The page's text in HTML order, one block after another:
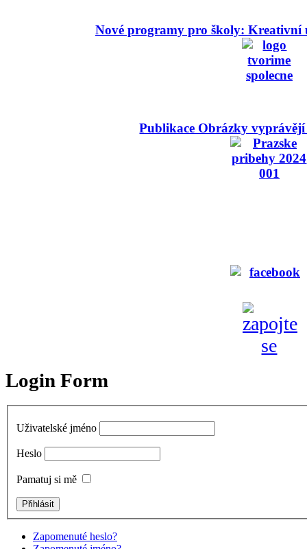
Nové programy pro školy: Kreativní
Publikace Obrázky
Login Form
Uživatelské jméno
Heslo
Pamatuj si mě
Zapomenuté heslo?